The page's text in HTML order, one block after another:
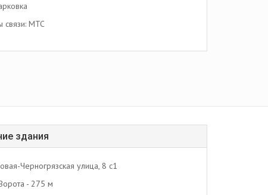
связи: МТС
здания
Черногрязская улица, 8 с1
- 275 м